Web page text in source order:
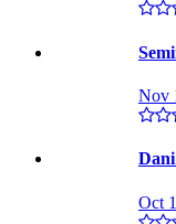
Nov
Oct